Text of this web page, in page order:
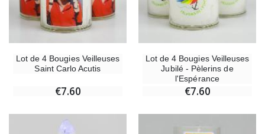
Lot de 4 Bougies Veilleuses
Saint Carlo Acutis
€7.60
Lot de 4 Bougies Veilleuses
Jubilé - Pèlerins de
l'Espérance
€7.60